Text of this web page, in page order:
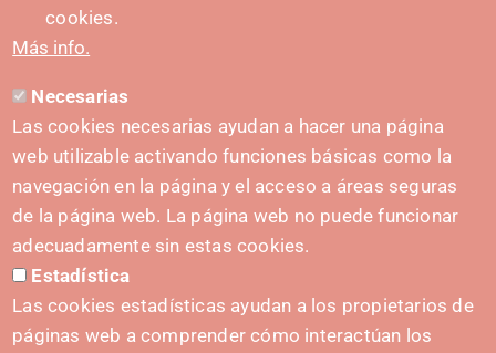
IMPULSA
cookies.
Más info.
Necesarias
Las cookies necesarias ayudan a hacer una página
web utilizable activando funciones básicas como la
navegación en la página y el acceso a áreas seguras
de la página web. La página web no puede funcionar
adecuadamente sin estas cookies.
Estadística
Las cookies estadísticas ayudan a los propietarios de
páginas web a comprender cómo interactúan los